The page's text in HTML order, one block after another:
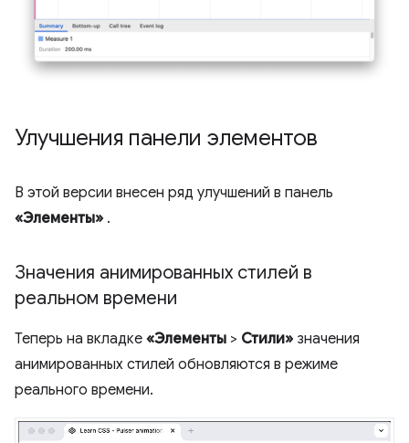
Улучшения панели элементов
В этой версии внесен ряд улучшений в панель
«Элементы» .
Значения анимированных стилей в
реальном времени
Теперь на вкладке «Элементы > Стили» значения
анимированных стилей обновляются в режиме
реального времени.